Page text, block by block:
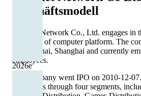
2026e
Geschäftsmodell
Kingnet Network Co., Ltd. engages in
operation of computer platform. The
in Shanghai, Shanghai and currently
employees.
The company went IPO on 2010-12-
businesses through four segments,